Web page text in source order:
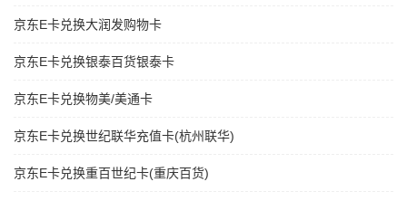
京东E卡兑换大润发购物卡
京东E卡兑换银泰百货银泰卡
京东E卡兑换物美/美通卡
京东E卡兑换世纪联华充值卡(杭州联华)
京东E卡兑换重百世纪卡(重庆百货)